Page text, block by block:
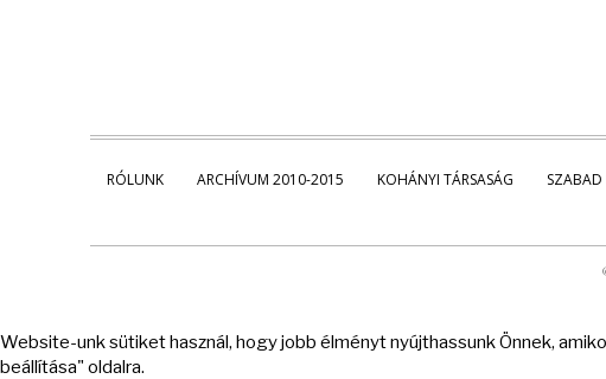
RÓLUNK ARCHÍVUM 2010-2015 KOHÁNYI TÁRSASÁG SZABAD
Website-unk sütiket használ, hogy jobb élményt nyújthassunk Önnek,
beállítása" oldalra.